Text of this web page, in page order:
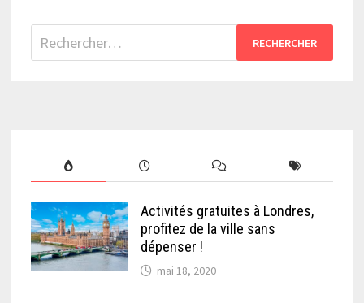
Rechercher :
Activités gratuites à Londres,
profitez de la ville sans
dépenser !
mai 18, 2020